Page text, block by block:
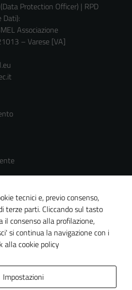
(Data Protection Officer) | RPD
Dati):
Associazione
– Varese [VA]
sito
tecnici e, previo consenso,
terze parti. Cliccando sul tasto
consenso alla profilazione,
si continua la navigazione con i
alla cookie policy
Impostazioni